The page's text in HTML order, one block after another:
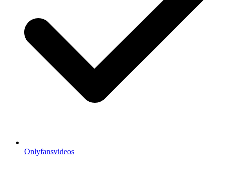
Onlyfansvideos